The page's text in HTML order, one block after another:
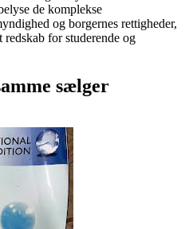
de komplekse
og borgernes rettigheder,
for studerende og
sælger